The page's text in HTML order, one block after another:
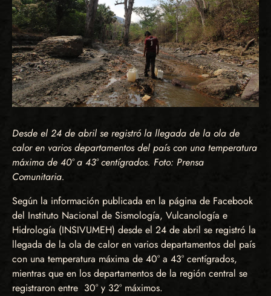
Desde el 24 de abril se registró la llegada de la ola de
calor en varios departamentos del país con una temperatura
máxima de 40° a 43° centígrados. Foto: Prensa
Comunitaria.
Según la información publicada en la página de Facebook
del Instituto Nacional de Sismología, Vulcanología e
Hidrología (INSIVUMEH) desde el 24 de abril se registró la
llegada de la ola de calor en varios departamentos del país
con una temperatura máxima de 40° a 43° centígrados,
mientras que en los departamentos de la región central se
registraron entre 30° y 32° máximos.